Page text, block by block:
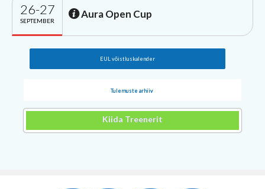
26-27
SEPTEMBER
Aura Open Cup
EUL võistluskalender
Tulemuste arhiiv
Kiida Treenerit